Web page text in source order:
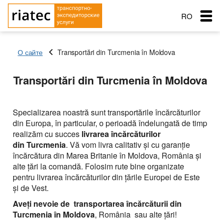
Servicii de transport
Principalele tipuri de transport
Transportul mărfii: Semiremorcă cu prelată,
capacitatea 90 m
Transporturi frigorifice +10º С — 20º С , capacitatea 86
met
Типы перевозок
Автомобильные грузоперевозки
Перевозки сборных грузов
Морские перевозки
Морские грузоперевозки
Ж.Д. грузоперевозки
Service order
Schimb: Transport si marfa
RO
О сайте Transportări din Turcmenia în Moldova
Transportări din Turcmenia în Moldova
Țara de aterizare
Orașul de descărcare
Nume de livrare
Data expedierii
Tip de transport
Specializarea noastră sunt transportările încărcăturilor
din Europa, în particular, o perioadă îndelungată de timp
realizăm cu succes livrarea încărcăturilor
din Turcmenia. Vă vom livra calitativ şi cu garanţie
încărcătura din Marea Britanie în Moldova, România şi
alte ţări la comandă. Folosim rute bine organizate
pentru livrarea încărcăturilor din ţările Europei de Este
şi de Vest.
Aveţi nevoie de transportarea încărcăturii din
Turcmenia în Moldova, România sau alte ţări!
Țara de încărcare
Țara de aterizare
Orașul de descărcare
Nume de livrare
Data expedierii
Tip de transport
Greutatea încărcăturii (t)
Volumul încărcăturii
Țara de încărcare
Țara de aterizare
Orașul de descărcare
Tip de transport
Gratuit cu
Greutatea încărcăturii (t)
Volumul încărcăturii
Companie